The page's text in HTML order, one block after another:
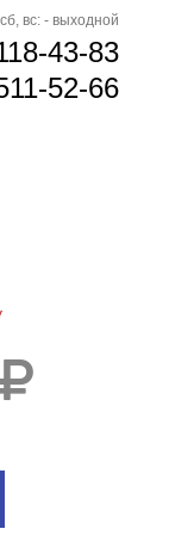
вс: - выходной
43-83
52-66